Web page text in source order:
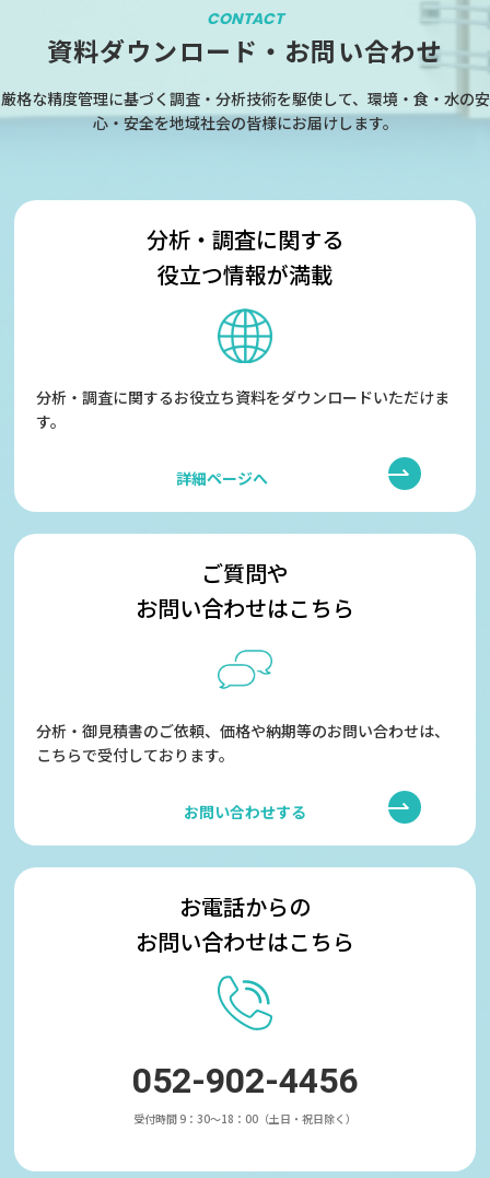
CONTACT
資料ダウンロード・お問い合わせ
厳格な精度管理に基づく調査・分析技術を駆使して、環境・食・水の安
心・安全を地域社会の皆様にお届けします。
分析・調査に関する
役立つ情報が満載
分析・調査に関するお役立ち資料をダウンロードいただけま
す。
詳細ページへ
ご質問や
お問い合わせはこちら
分析・御見積書のご依頼、価格や納期等のお問い合わせは、
こちらで受付しております。
お問い合わせする
お電話からの
お問い合わせはこちら
052-902-4456
受付時間 9：30～18：00（土日・祝日除く）